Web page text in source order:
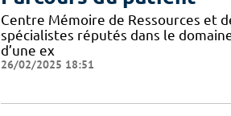
Centre Mémoire de Ressources et
spécialistes réputés dans le
d’une ex
26/02/2025 18:51